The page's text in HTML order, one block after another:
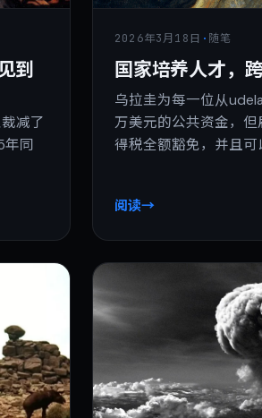
到
减了
年同
2026年3月18日 · 随笔
国家培养人才，
乌拉圭为每一位从
万美元的公共资金，
得税全额豁免，并且
阅读→